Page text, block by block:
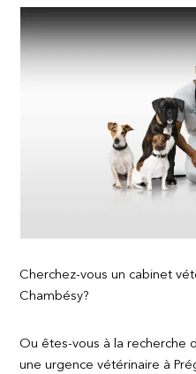
Cherchez-vous un cabinet
Chambésy?
Ou êtes-vous à la recherche
une urgence vétérinaire à